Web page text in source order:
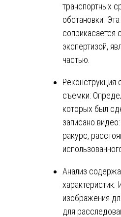
транспортных
обстановки.
соприкасается
экспертизой,
частью.
Реконструкция
съемки:
которых был
записано
ракурс,
Анализ
характеристик:
изображения
для